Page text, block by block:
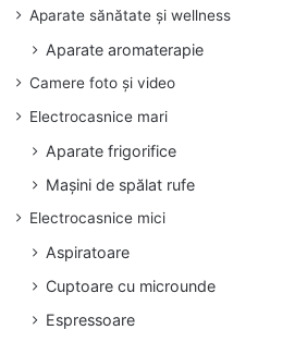
Aparate sănătate și wellness
Aparate aromaterapie
Camere foto și video
Electrocasnice mari
Aparate frigorifice
Mașini de spălat rufe
Electrocasnice mici
Aspiratoare
Cuptoare cu microunde
Espressoare